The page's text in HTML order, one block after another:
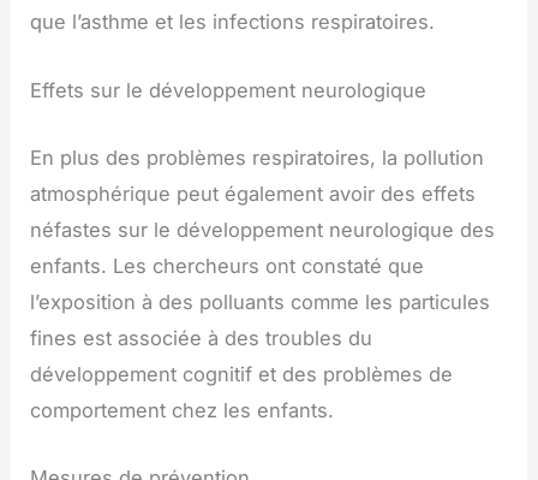
que l’asthme et les infections respiratoires.
Effets sur le développement neurologique
En plus des problèmes respiratoires, la pollution
atmosphérique peut également avoir des effets
néfastes sur le développement neurologique des
enfants. Les chercheurs ont constaté que
l’exposition à des polluants comme les particules
fines est associée à des troubles du
développement cognitif et des problèmes de
comportement chez les enfants.